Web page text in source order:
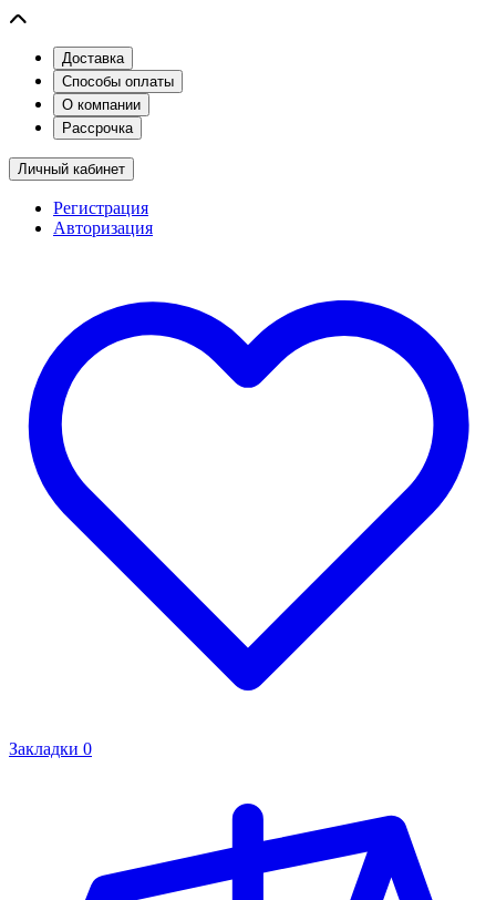
Доставка
Способы оплаты
О компании
Рассрочка
Личный кабинет
Регистрация
Авторизация
Закладки 0